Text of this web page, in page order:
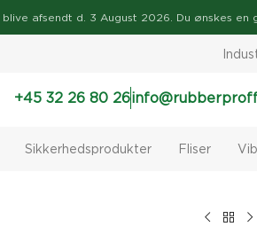
afsendt d. 3 August 2026. Du ønskes en
+45 32 26 80 26
Sikkerhedsprodukter Fliser